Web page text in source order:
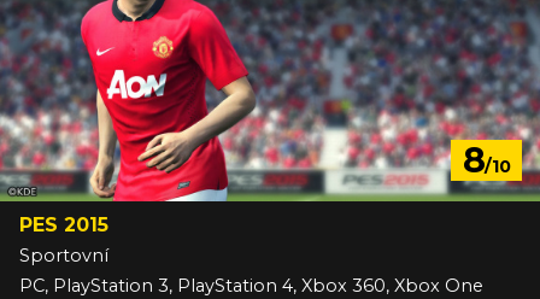
8/10
PES 2015
Sportovní
PC, PlayStation 3, PlayStation 4, Xbox 360, Xbox One